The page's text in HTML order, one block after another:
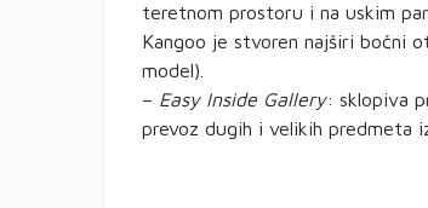
teretnom prostoru i na uskim
Kangoo je stvoren najširi bočni
model).
– Easy Inside Gallery: sklopiva
prevoz dugih i velikih predmeta